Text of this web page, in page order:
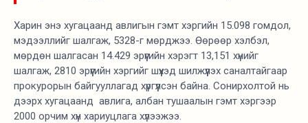
Харин энэ хугацаанд авлигын гэмт хэргийн 15.098 гомдол,
мэдээллийг шалгаж, 5328-г мөрджээ. Өөрөөр хэлбэл,
мөрдөн шалгасан 14.429 эрүүгийн хэрэгт 13,151 хүнийг
шалгаж, 2810 эрүүгийн хэргийг шүүхэд шилжүүлэх саналтайгаар
прокурорын байгууллагад хүргүүлсэн байна. Сонирхолтой нь
дээрх хугацаанд авлига, албан тушаалын гэмт хэргээр
2000 орчим хүн хариуцлага хүлээжээ.